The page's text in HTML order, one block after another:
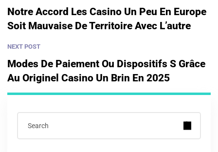
Notre Accord Les Casino Un Peu En Europe
Soit Mauvaise De Territoire Avec L’autre
NEXT POST
Modes De Paiement Ou Dispositifs S Grâce
Au Originel Casino Un Brin En 2025